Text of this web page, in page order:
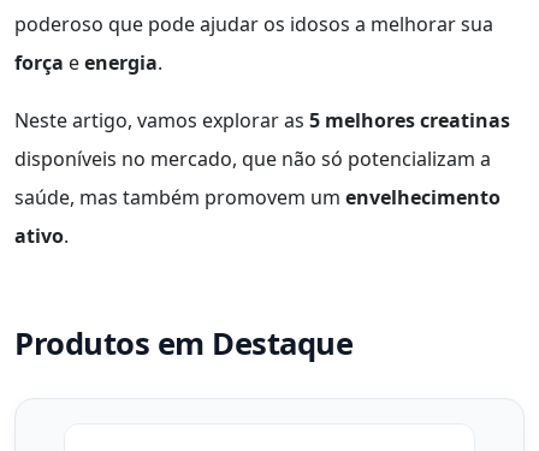
poderoso que pode ajudar os idosos a melhorar sua
força eenergia.
Neste artigo, vamos explorar as 5 melhores creatinas
disponíveis no mercado, que não só potencializam a
saúde, mas também promovem um envelhecimento
ativo.
Produtos em Destaque